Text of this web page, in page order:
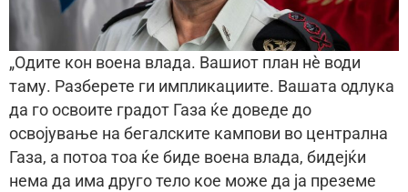
„Одите кон воена влада. Вашиот план нè води
таму. Разберете ги импликациите. Вашата одлука
да го освоите градот Газа ќе доведе до
освојување на бегалските кампови во централна
Газа, а потоа тоа ќе биде воена влада, бидејќи
нема да има друго тело кое може да ја преземе